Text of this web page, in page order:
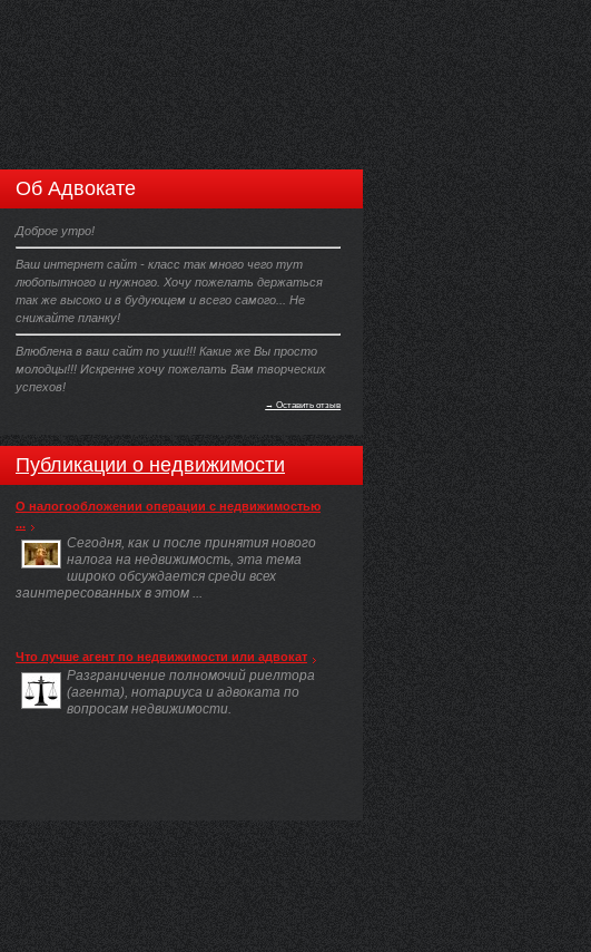
Об Адвокате
Доброе утро!
Ваш интернет сайт - класс так много чего тут
любопытного и нужного. Хочу пожелать держаться
так же высоко и в будующем и всего самого... Не
снижайте планку!
Влюблена в ваш сайт по уши!!! Какие же Вы просто
молодцы!!! Искренне хочу пожелать Вам творческих
успехов!
→ Оставить отзыв
Публикации о недвижимости
О налогообложении операции с недвижимостью
...
Сегодня, как и после принятия нового
налога на недвижимость, эта тема
широко обсуждается среди всех
заинтересованных в этом ...
Что лучше агент по недвижимости или адвокат
Разграничение полномочий риелтора
(агента), нотариуса и адвоката по
вопросам недвижимости.